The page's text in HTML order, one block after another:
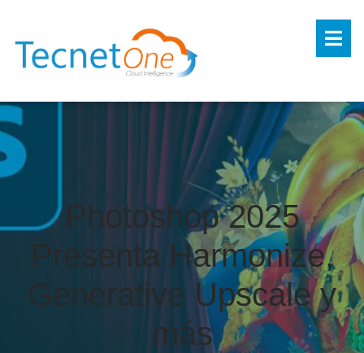
Photoshop 2025
Presenta Harmonize,
Generative Upscale y
más